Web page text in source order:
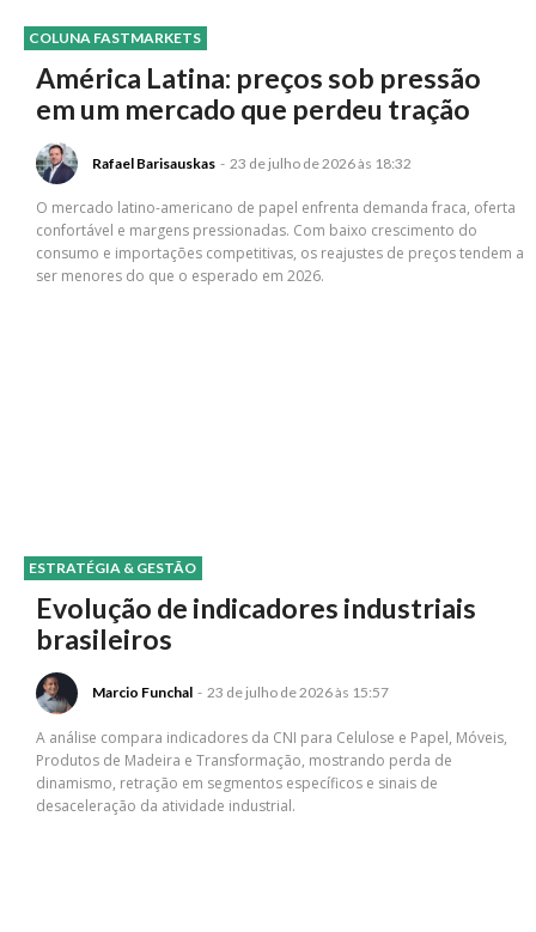
COLUNA FASTMARKETS
América Latina: preços sob pressão
em um mercado que perdeu tração
Rafael Barisauskas - 23 de julho de 2026 às 18:32
O mercado latino-americano de papel enfrenta demanda fraca, oferta
confortável e margens pressionadas. Com baixo crescimento do
consumo e importações competitivas, os reajustes de preços tendem a
ser menores do que o esperado em 2026.
ESTRATÉGIA & GESTÃO
Evolução de indicadores industriais
brasileiros
Marcio Funchal - 23 de julho de 2026 às 15:57
A análise compara indicadores da CNI para Celulose e Papel, Móveis,
Produtos de Madeira e Transformação, mostrando perda de
dinamismo, retração em segmentos específicos e sinais de
desaceleração da atividade industrial.